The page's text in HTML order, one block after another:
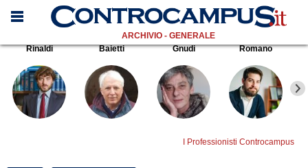
ARCHIVIO - GENERALE
Rinaldi
Baietti Gnudi Romano
I Professionisti Controcampus